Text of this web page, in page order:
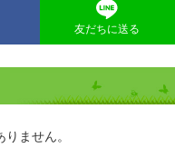
友だちに送る
ません。